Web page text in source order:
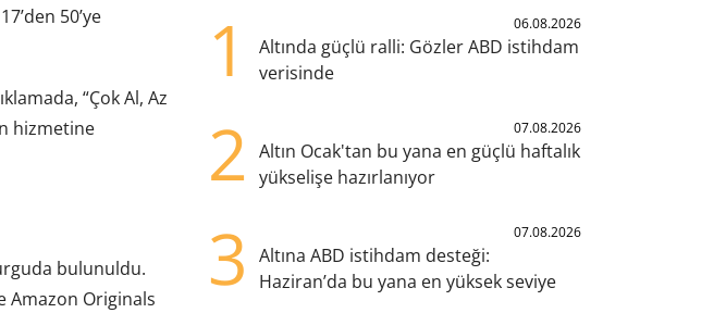
50’ye
“Çok Al, Az
hizmetine
bulunuldu.
Amazon Originals
1 06.08.2026
Altında güçlü ralli: Gözler ABD istihdam
verisinde
2 07.08.2026
Altın Ocak'tan bu yana en güçlü haftalık
yükselişe hazırlanıyor
3 07.08.2026
Altına ABD istihdam desteği:
Haziran’da bu yana en yüksek seviye